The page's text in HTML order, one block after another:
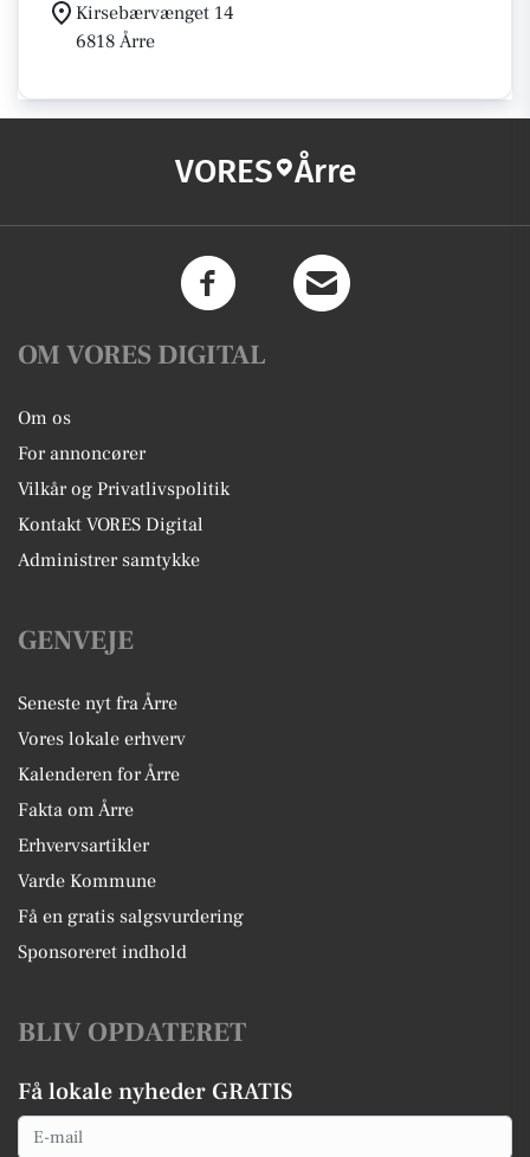
Kirsebærvænget 14
6818 Årre
VORES Årre
OM VORES DIGITAL
Om os
For annoncører
Vilkår og Privatlivspolitik
Kontakt VORES Digital
Administrer samtykke
GENVEJE
Seneste nyt fra Årre
Vores lokale erhverv
Kalenderen for Årre
Fakta om Årre
Erhvervsartikler
Varde Kommune
Få en gratis salgsvurdering
Sponsoreret indhold
BLIV OPDATERET
Få lokale nyheder GRATIS
Email